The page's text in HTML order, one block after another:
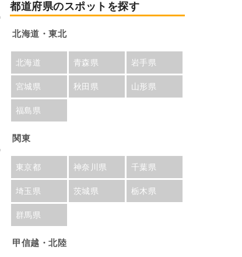
都道府県のスポットを探す
北海道・東北
北海道 青森県 岩手県
宮城県 秋田県 山形県
福島県
関東
東京都 神奈川県 千葉県
埼玉県 茨城県 栃木県
群馬県
甲信越・北陸